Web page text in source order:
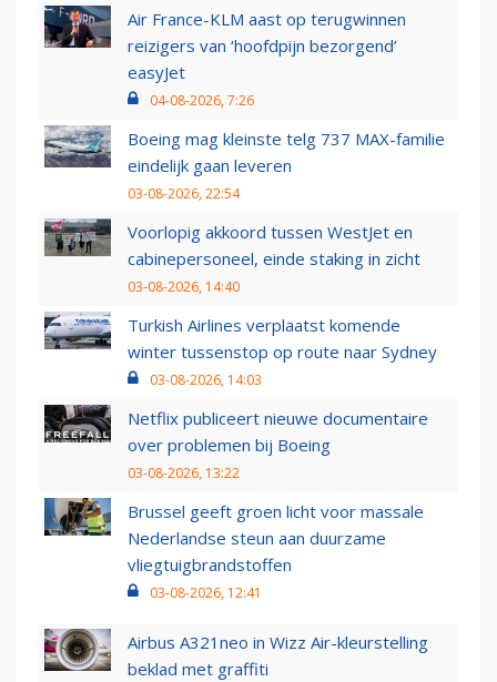
Air France-KLM aast op terugwinnen
reizigers van ‘hoofdpijn bezorgend’
easyJet
04-08-2026, 7:26
Boeing mag kleinste telg 737 MAX-familie
eindelijk gaan leveren
03-08-2026, 22:54
Voorlopig akkoord tussen WestJet en
cabinepersoneel, einde staking in zicht
03-08-2026, 14:40
Turkish Airlines verplaatst komende
winter tussenstop op route naar Sydney
03-08-2026, 14:03
Netflix publiceert nieuwe documentaire
over problemen bij Boeing
03-08-2026, 13:22
Brussel geeft groen licht voor massale
Nederlandse steun aan duurzame
vliegtuigbrandstoffen
03-08-2026, 12:41
Airbus A321neo in Wizz Air-kleurstelling
beklad met graffiti